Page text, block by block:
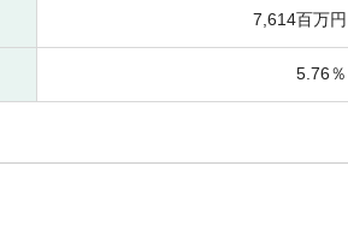
7,614百万円
5.76％